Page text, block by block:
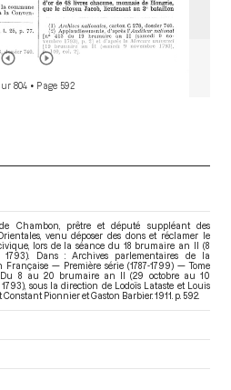
804 • Page 592
de Chambon, prêtre et député suppléant des
Orientales, venu déposer des dons et réclamer le
lors de la séance du 18 brumaire an II (8
1793). Dans : Archives parlementaires de la
Française — Première série (1787-1799) — Tome
Du 8 au 20 brumaire an II (29 octobre au 10
, sous la direction de Lodoïs Lataste et Louis
Pionnier et Gaston Barbier. 1911. p. 592.